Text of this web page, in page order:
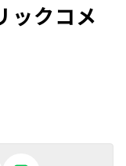
ックコメ